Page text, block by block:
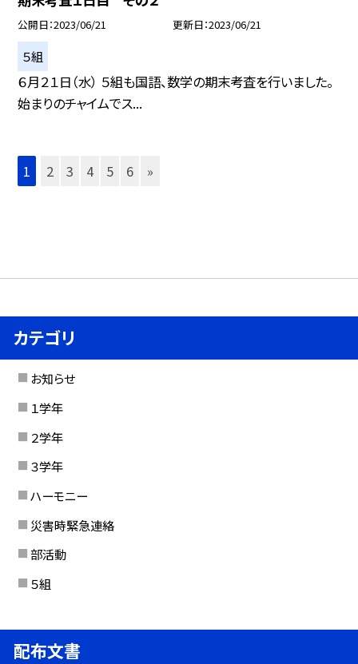
公開日 2023/06/21 更新日 2023/06/21
５組
６月２１日（水） ５組も国語、数学の期末考査を行いました。
始まりのチャイムでス...
1 2 3 4 5 6 »
カテゴリ
お知らせ
１学年
２学年
３学年
ハーモニー
災害時緊急連絡
部活動
５組
配布文書